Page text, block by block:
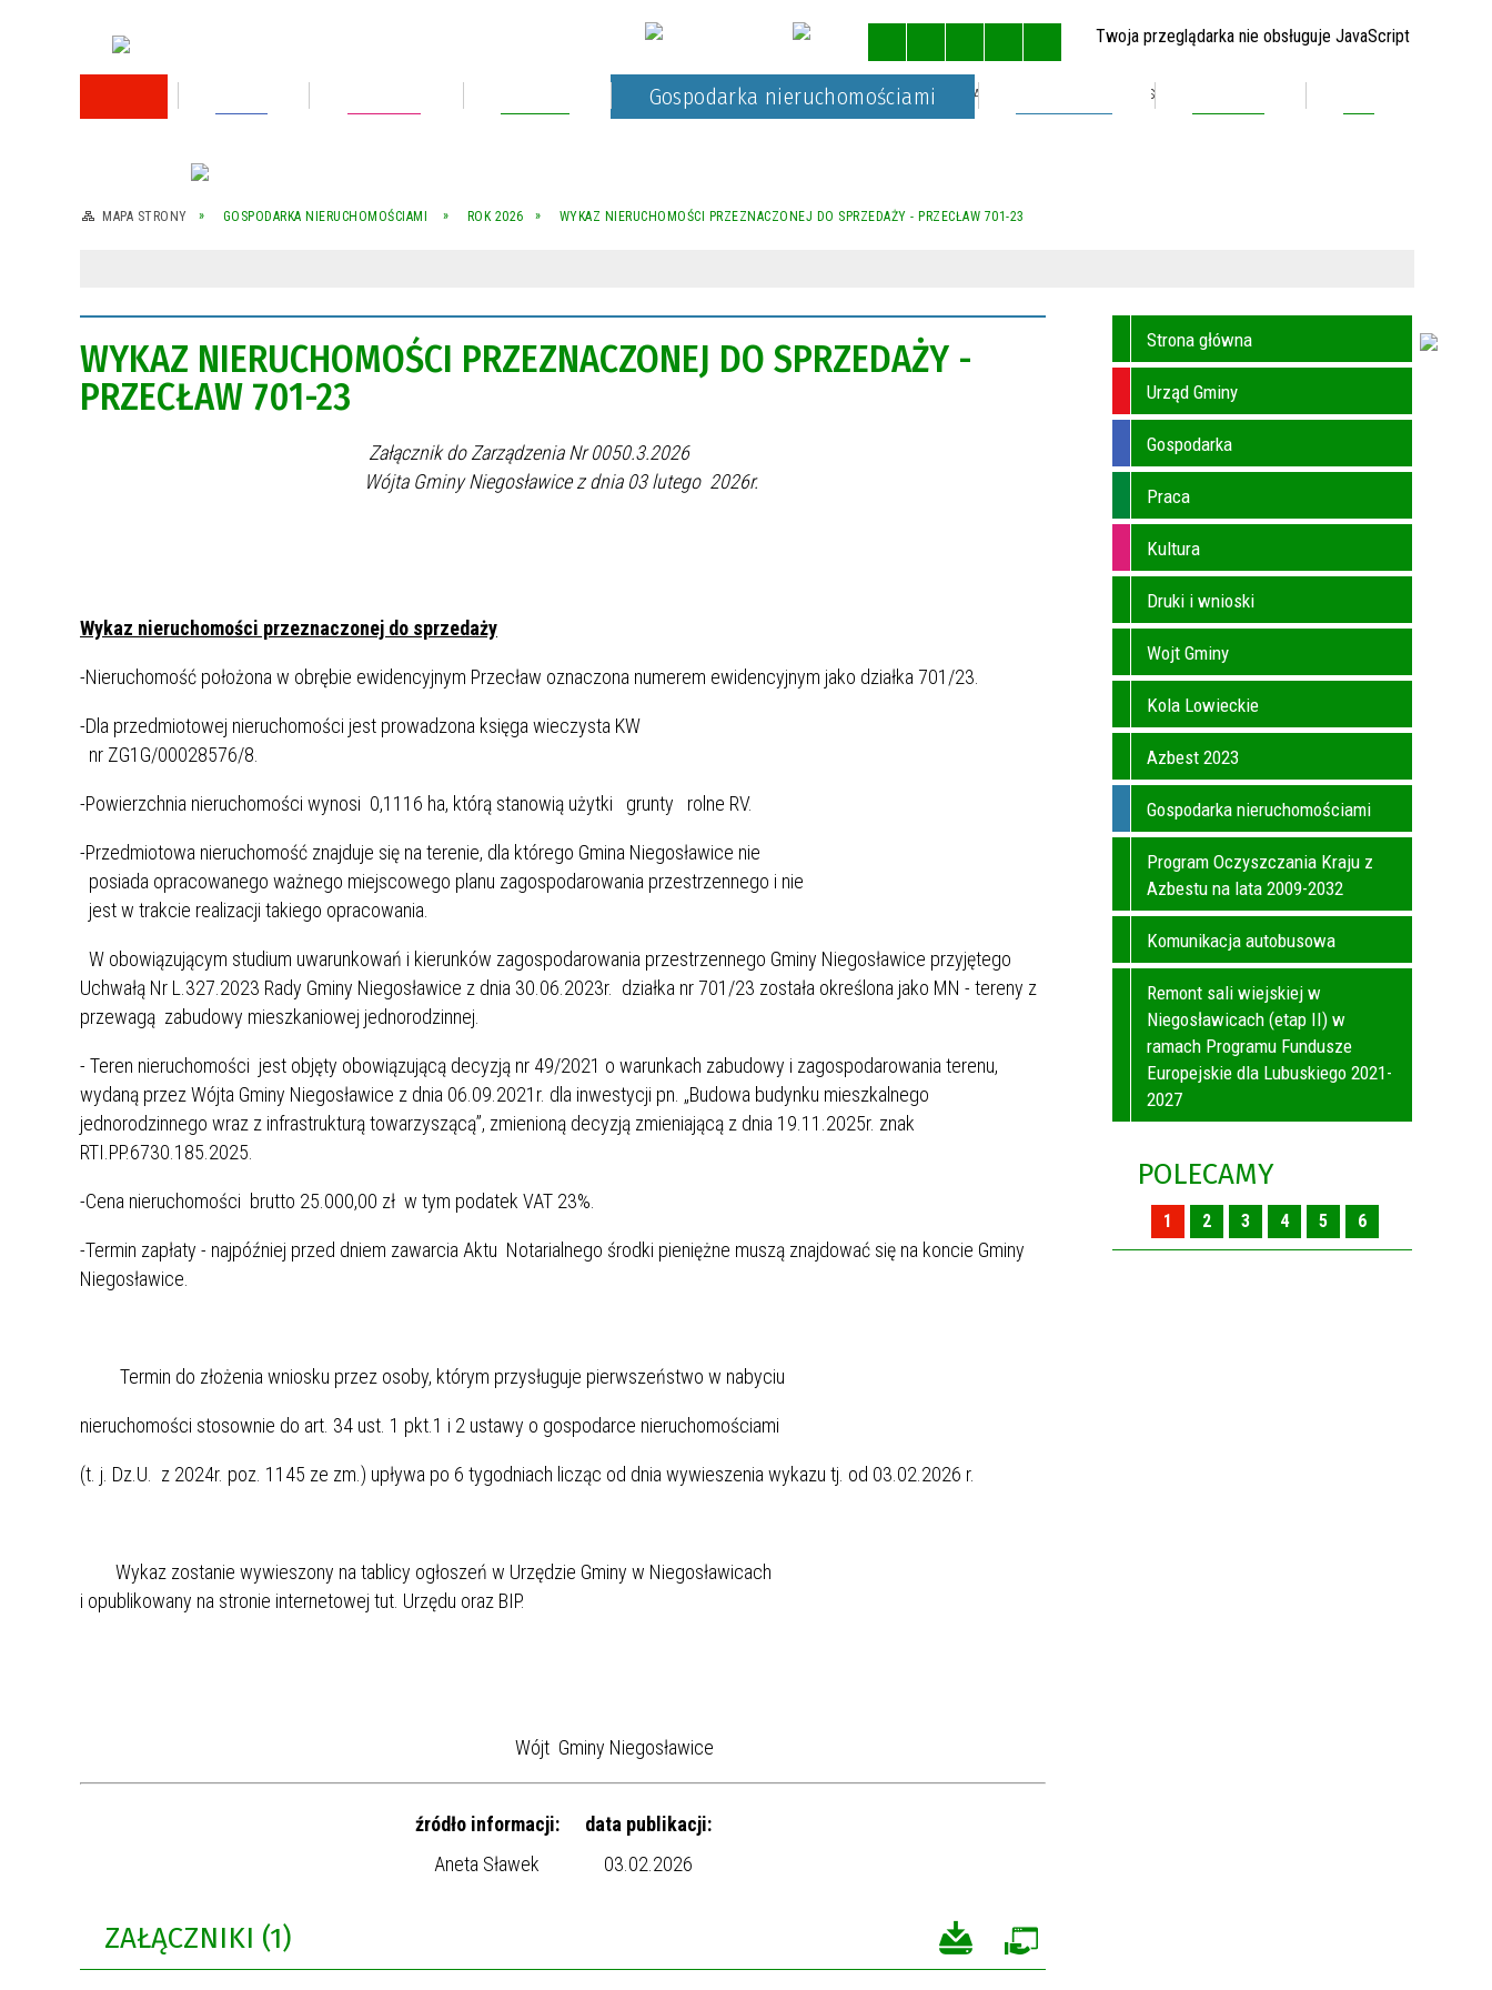
Twoja przeglądarka nie obsługuje JavaScript
STRONA GŁÓWNA MAPA STRONY
Gospodarka nieruchomościami
Rok 2025
Wykaz nieruchomości przeznaczonej do
sprzedaży
MAPA STRONY GOSPODARKA NIERUCHOMOŚCIAMI ROK 2026 WYKAZ NIERUCHOMOŚCI PRZEZNACZONEJ DO SPRZEDAŻY - PRZECŁAW 701-23
WYKAZ NIERUCHOMOŚCI PRZEZNACZONEJ DO SPRZEDAŻY -
PRZECŁAW 701-23
Załącznik do Zarządzenia Nr 0050.3.2026
Wójta Gminy Niegosławice z dnia 03 lutego 2026r.
Wykaz nieruchomości przeznaczonej do sprzedaży
-Nieruchomość położona w obrębie ewidencyjnym Przecław oznaczona numerem ewidencyjnym jako działka 701/23.
-Dla przedmiotowej nieruchomości jest prowadzona księga wieczysta KW
nr ZG1G/00028576/8.
-Powierzchnia nieruchomości wynosi 0,1116 ha, którą stanowią użytki grunty rolne RV.
-Przedmiotowa nieruchomość znajduje się na terenie, dla którego Gmina Niegosławice nie
posiada opracowanego ważnego miejscowego planu zagospodarowania przestrzennego i nie
jest w trakcie realizacji takiego opracowania.
W obowiązującym studium uwarunkowań i kierunków zagospodarowania przestrzennego Gminy Niegosławice przyjętego
Uchwałą Nr L.327.2023 Rady Gminy Niegosławice z dnia 30.06.2023r. działka nr 701/23 została określona jako MN - tereny z
przewagą zabudowy mieszkaniowej jednorodzinnej.
- Teren nieruchomości jest objęty obowiązującą decyzją nr 49/2021 o warunkach zabudowy i zagospodarowania terenu,
wydaną przez Wójta Gminy Niegosławice z dnia 06.09.2021r. dla inwestycji pn. „Budowa budynku mieszkalnego
jednorodzinnego wraz z infrastrukturą towarzyszącą”, zmienioną decyzją zmieniającą z dnia 19.11.2025r. znak
RTI.PP.6730.185.2025.
-Cena nieruchomości brutto 25.000,00 zł w tym podatek VAT 23%.
-Termin zapłaty - najpóźniej przed dniem zawarcia Aktu Notarialnego środki pieniężne muszą znajdować się na koncie Gminy
Niegosławice.
Termin do złożenia wniosku przez osoby, którym przysługuje pierwszeństwo w nabyciu
nieruchomości stosownie do art. 34 ust. 1 pkt.1 i 2 ustawy o gospodarce nieruchomościami
(t. j. Dz.U. z 2024r. poz. 1145 ze zm.) upływa po 6 tygodniach licząc od dnia wywieszenia wykazu tj. od 03.02.2026 r.
Wykaz zostanie wywieszony na tablicy ogłoszeń w Urzędzie Gminy w Niegosławicach
i opublikowany na stronie internetowej tut. Urzędu oraz BIP.
Wójt Gminy Niegosławice
źródło informacji:
data publikacji:
Aneta Sławek
03.02.2026
ZAŁĄCZNIKI (1)
Strona główna
Urząd Gminy
Gospodarka
Praca
Kultura
Druki i wnioski
Wojt Gminy
Kola Lowieckie
Azbest 2023
Gospodarka nieruchomościami
Program Oczyszczania Kraju z
Azbestu na lata 2009-2032
Komunikacja autobusowa
Remont sali wiejskiej w
Niegosławicach (etap II) w
ramach Programu Fundusze
Europejskie dla Lubuskiego 2021-
2027
POLECAMY
1 2 3 4 5 6